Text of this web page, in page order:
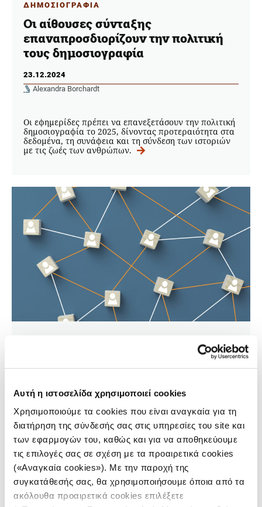
Αυτή η ιστοσελίδα χρησιμοποιεί cookies
Χρησιμοποιούμε τα cookies που είναι αναγκαία για τη
διατήρηση της σύνδεσής σας στις υπηρεσίες του site και
των εφαρμογών του, καθώς και για να αποθηκεύουμε
τις επιλογές σας σε σχέση με τα προαιρετικά cookies
(«Αναγκαία cookies»). Με την παροχή της
συγκατάθεσής σας, θα χρησιμοποιήσουμε όποια από τα
ακόλουθα προαιρετικά cookies επιλέξετε
ΔΗΜΟΣΙΟΓΡΑΦΙΑ
Οι αίθουσες σύνταξης
επαναπροσδιορίζουν την πολιτική
τους δημοσιογραφία
23.12.2024
Alexandra Borchardt
Οι εφημερίδες πρέπει να επανεξετάσουν την πολιτική
δημοσιογραφία το 2025, δίνοντας προτεραιότητα στα
δεδομένα, τη συνάφεια και τη σύνδεση των ιστοριών
με τις ζωές των ανθρώπων.
Η τοπική συνεργασία έπεται της
συρρίκνωσης
23.12.2024
Larry Ryckman
Καθώς οι αναγνώστες επιλέγουν και πάλι την
αξιόπιστη ενημέρωση, η έμφαση σε τοπικά θέματα, η
συνεργασίες και η ποιοτική δημοσιογραφία θα
διαμορφώσουν το μέλλον.